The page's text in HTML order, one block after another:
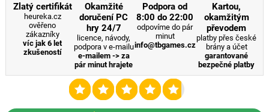
Zlatý certifikát
heureka.cz
ověřeno
zákazníky
víc jak 6 let
zkušeností
Okamžité
doručení PC
hry 24/7
licence, návody,
podpora v e-mailu
e-mailem -> za
pár minut hrajete
Podpora od
8:00 do 22:00
odpovíme do pár
minut
info@tbgames.cz
Kartou,
okamžitým
převodem
platby přes české
brány a účet
garantované
bezpečné platby